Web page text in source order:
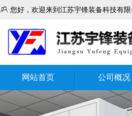
 您好，欢迎来到江苏宇锋装备科技有
网站首页 公司概况